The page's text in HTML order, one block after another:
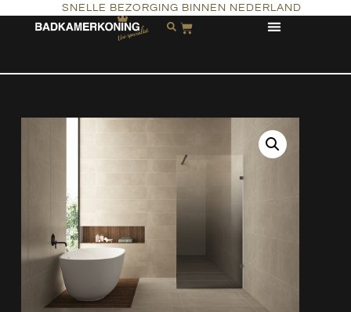
SNELLE BEZORGING BINNEN NEDERLAND